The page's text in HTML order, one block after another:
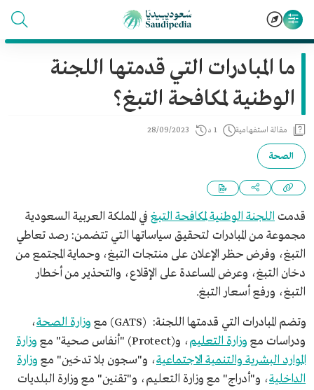
ما المبادرات التي قدمتها اللجنة
الوطنية لمكافحة التبغ؟
مقالة استفهامية 1 د 28/09/2023
الصحة
قدمت اللجنة الوطنية لمكافحة التبغ في المملكة العربية السعودية
مجموعة من المبادرات لتحقيق سياساتها التي تتضمن: رصد تعاطي
التبغ، وفرض حظر الإعلان على منتجات التبغ، وحماية المجتمع من
دخان التبغ، وعرض المساعدة على الإقلاع، والتحذير من أخطار
التبغ، ورفع أسعار التبغ.
وتضم المبادرات التي قدمتها اللجنة: (GATS) مع وزارة الصحة،
ودراسات مع وزارة التعليم، و(Protect) "أنفاس صحية" مع
وزارة
الموارد البشرية والتنمية الاجتماعية، و"سجون بلا تدخين" مع وزارة
الداخلية، و"أدراج" مع وزارة التعليم، و"تقنين" مع وزارة البلديات